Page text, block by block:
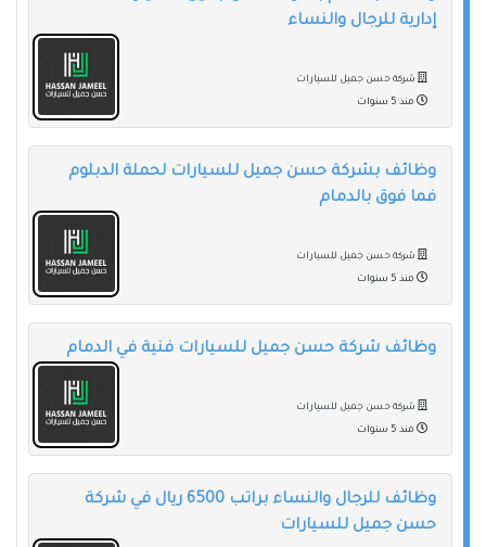
إدارية للرجال والنساء
شركة حسن جميل للسيارات
منذ 5 سنوات
وظائف بشركة حسن جميل للسيارات لحملة الدبلوم
فما فوق بالدمام
شركة حسن جميل للسيارات
منذ 5 سنوات
وظائف شركة حسن جميل للسيارات فنية في الدمام
شركة حسن جميل للسيارات
منذ 5 سنوات
وظائف للرجال والنساء براتب 6500 ريال في شركة
حسن جميل للسيارات